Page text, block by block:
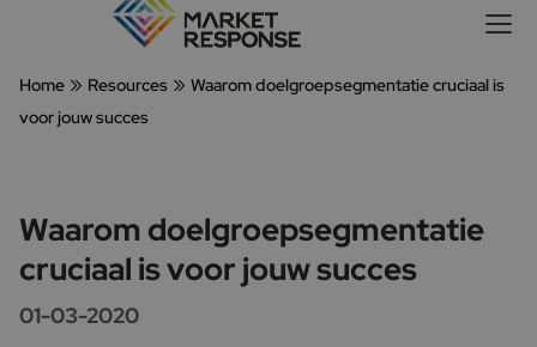
Home » Resources » Waarom doelgroepsegmentatie cruciaal is
voor jouw succes
Waarom doelgroepsegmentatie
cruciaal is voor jouw succes
01-03-2020